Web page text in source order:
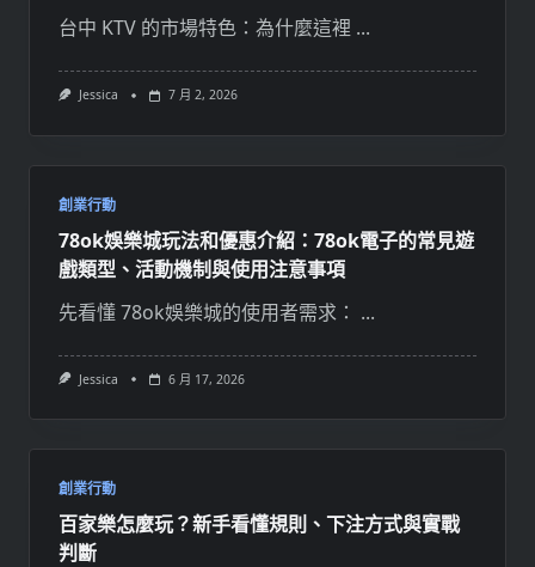
台中 KTV 的市場特色：為什麼這裡 ...
Jessica 7 月 2, 2026
創業行動
78ok娛樂城玩法和優惠介紹：78ok電子的常見遊
戲類型、活動機制與使用注意事項
先看懂 78ok娛樂城的使用者需求： ...
Jessica 6 月 17, 2026
創業行動
百家樂怎麼玩？新手看懂規則、下注方式與實戰
判斷